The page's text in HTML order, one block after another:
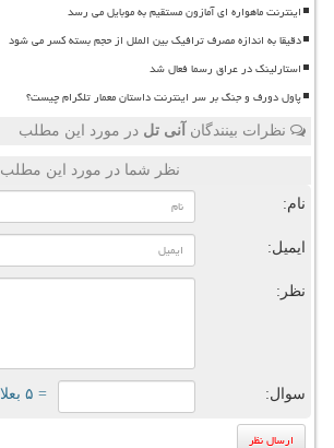
اینترنت ماهواره ای آمازون مستقیم به موبایل می رسد
دقیقا به اندازه مصرف ترافیک بین الملل از حجم بسته کسر می شود
استارلینک در عراق رسما فعال شد
پاول دورف و جنگ بر سر اینترنت داستان معمار تلگرام چیست؟
نظرات بینندگان آنی تل در مورد این مطلب
نظر شما در مورد این مطلب
نام:
ایمیل:
نظر:
سوال: = ۵ بعلاوه ۴